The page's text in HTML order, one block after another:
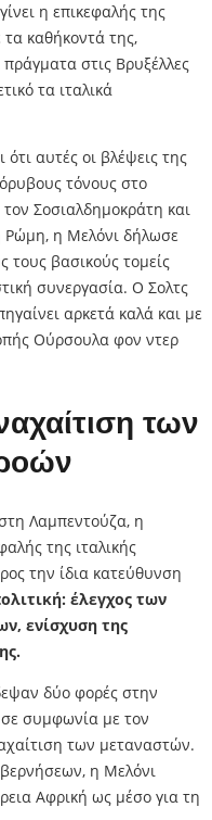
η επικεφαλής της
καθήκοντά της,
στις Βρυξέλλες
τα ιταλικά
αυτές οι βλέψεις της
τόνους στο
Σοσιαλδημοκράτη και
Ρώμη, η Μελόνι δήλωσε
βασικούς τομείς
συνεργασία. Ο Σολτς
αρκετά καλά και με
Ούρσουλα φον ντερ
των
Λαμπεντούζα, η
της ιταλικής
την ίδια κατεύθυνση
έλεγχος των
ενίσχυση της
δύο φορές στην
συμφωνία με τον
των μεταναστών.
η Μελόνι
Αφρική ως μέσο για τη